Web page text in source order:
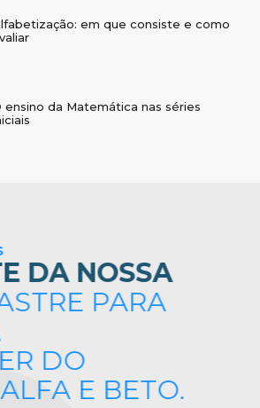
DA NOSSA
PARA
A
DO
ALFA E BETO.